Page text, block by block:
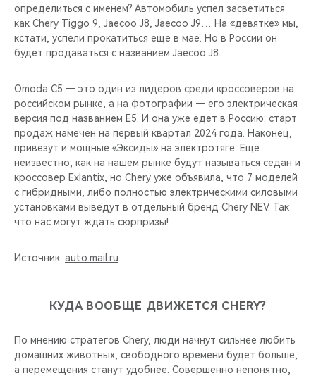
определиться с именем? Автомобиль успел засветиться
как Chery Tiggo 9, Jaecoo J8, Jaecoo J9… На «девятке» мы,
кстати, успели прокатиться еще в мае. Но в России он
будет продаваться с названием Jaecoo J8.
Omoda С5 — это один из лидеров среди кроссоверов на
российском рынке, а на фотографии — его электрическая
версия под названием Е5. И она уже едет в Россию: старт
продаж намечен на первый квартал 2024 года. Наконец,
привезут и мощные «Эксиды» на электротяге. Еще
неизвестно, как на нашем рынке будут называться седан и
кроссовер Exlantix, но Chery уже объявила, что 7 моделей
с гибридными, либо полностью электрическими силовыми
установками выведут в отдельный бренд Chery NEV. Так
что нас могут ждать сюрпризы!
Источник: auto.mail.ru
КУДА ВООБЩЕ ДВИЖЕТСЯ CHERY?
По мнению стратегов Chery, люди начнут сильнее любить
домашних животных, свободного времени будет больше,
а перемещения станут удобнее. Совершенно непонятно,